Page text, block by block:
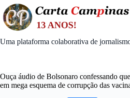
Skip
to
content
Uma plataforma colaborativa de
Ouça áudio de Bolsonaro confessando
em mega esquema de corrupção das